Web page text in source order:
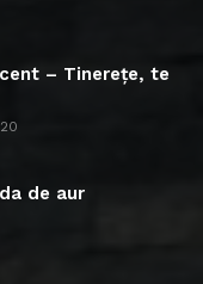
– Tinerețe, te
de aur